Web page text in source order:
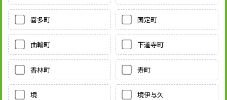
喜多町 国定町
曲輪町 下道寺町
香林町 寿町
境 境伊与久